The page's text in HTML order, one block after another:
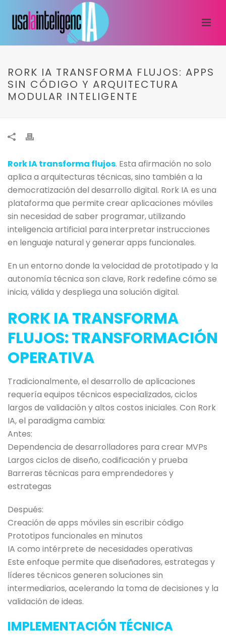
RORK IA TRANSFORMA FLUJOS: APPS
SIN CÓDIGO Y ARQUITECTURA
MODULAR INTELIGENTE
Rork IA transforma flujos. Esta afirmación no solo
aplica a arquitecturas técnicas, sino también a la
democratización del desarrollo digital. Rork IA es una
plataforma que permite crear aplicaciones móviles
sin necesidad de saber programar, utilizando
inteligencia artificial para interpretar instrucciones
en lenguaje natural y generar apps funcionales.
En un entorno donde la velocidad de prototipado y la
autonomía técnica son clave, Rork redefine cómo se
inicia, válida y despliega una solución digital.
RORK IA TRANSFORMA
FLUJOS: TRANSFORMACIÓN
OPERATIVA
Tradicionalmente, el desarrollo de aplicaciones
requería equipos técnicos especializados, ciclos
largos de validación y altos costos iniciales. Con Rork
IA, el paradigma cambia:
Antes:
Dependencia de desarrolladores para crear MVPs
Largos ciclos de diseño, codificación y prueba
Barreras técnicas para emprendedores y
estrategas
Después:
Creación de apps móviles sin escribir código
Prototipos funcionales en minutos
IA como intérprete de necesidades operativas
Este enfoque permite que diseñadores, estrategas y
líderes técnicos generen soluciones sin
intermediarios, acelerando la toma de decisiones y la
validación de ideas.
IMPLEMENTACIÓN TÉCNICA